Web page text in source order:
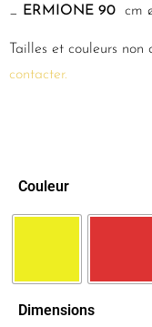
_ ERMIONE 90 cm
Tailles et couleurs
contacter.
Couleur
Dimensions